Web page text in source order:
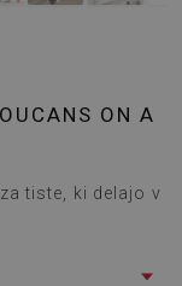
ON A
tiste, ki delajo v